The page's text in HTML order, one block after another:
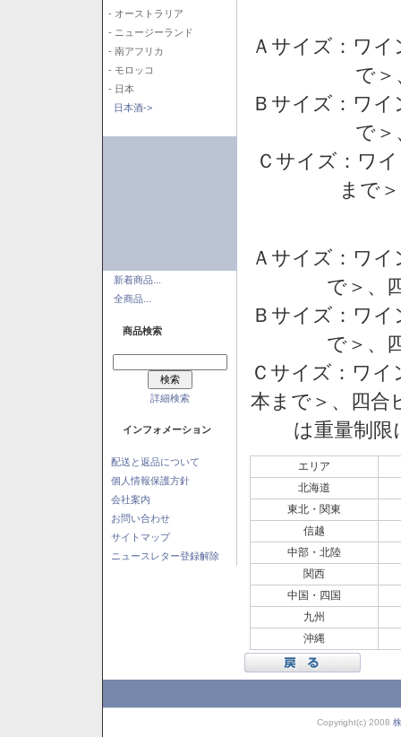
- オーストラリア
- ニュージーランド
- 南アフリカ
- モロッコ
- 日本
日本酒->
新着商品...
全商品...
商品検索
詳細検索
インフォメーション
配送と返品について
個人情報保護方針
会社案内
お問い合わせ
サイトマップ
ニュースレター登録解除
Ａサイズ：ワ
で
Ｂサイズ：ワ
で
Ｃサイズ：ワ
まで
Ａサイズ：ワ
で＞、
Ｂサイズ：ワ
で＞、
Ｃサイズ：ワイ
本まで＞、四
は重量制
エリア
北海道
東北・関東
信越
中部・北陸
関西
中国・四国
九州
沖縄
Copyright(c) 2008